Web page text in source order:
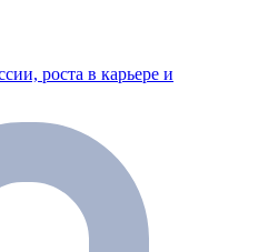
роста в карьере и